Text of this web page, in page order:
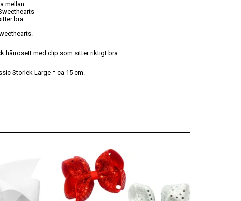
mellan
bra
hårrosett med clip som sitter riktigt bra.
Storlek Large = ca 15 cm.